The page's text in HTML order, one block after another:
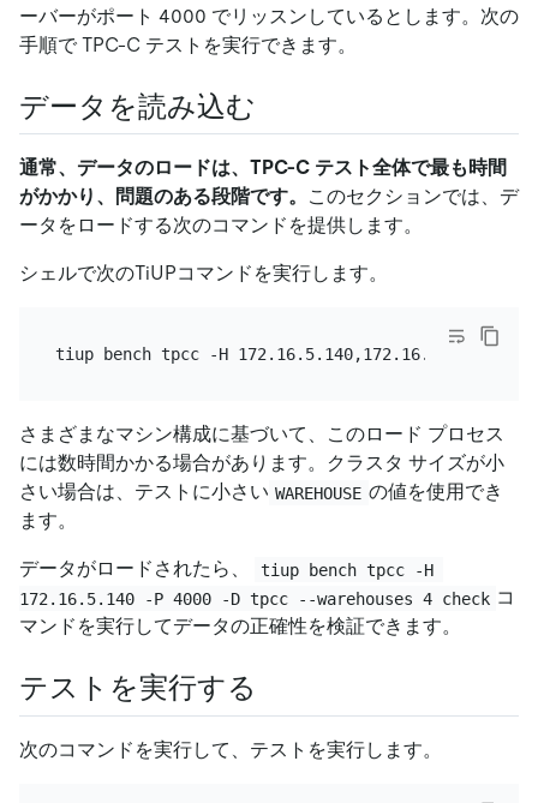
ーバーがポート 4000 でリッスンしているとします。次の
手順で TPC-C テストを実行できます。
データを読み込む
通常、データのロードは、TPC-C テスト全体で最も時間
がかかり、問題のある段階です。
このセクションでは、デ
ータをロードする次のコマンドを提供します。
シェルで次のTiUPコマンドを実行します。
さまざまなマシン構成に基づいて、このロード プロセス
には数時間かかる場合があります。クラスタ サイズが小
さい場合は、テストに小さい WAREHOUSE の値を使用でき
ます。
データがロードされたら、
tiup bench tpcc -H
172.16.5.140 -P 4000 -D tpcc --warehouses 4 check コ
マンドを実行してデータの正確性を検証できます。
テストを実行する
次のコマンドを実行して、テストを実行します。